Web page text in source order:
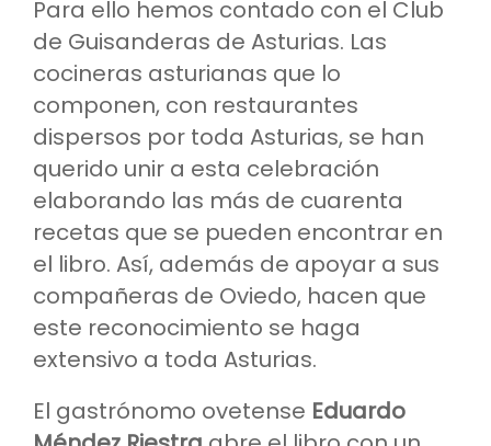
Para ello hemos contado con el Club
de Guisanderas de Asturias. Las
cocineras asturianas que lo
componen, con restaurantes
dispersos por toda Asturias, se han
querido unir a esta celebración
elaborando las más de cuarenta
recetas que se pueden encontrar en
el libro. Así, además de apoyar a sus
compañeras de Oviedo, hacen que
este reconocimiento se haga
extensivo a toda Asturias.
El gastrónomo ovetense Eduardo